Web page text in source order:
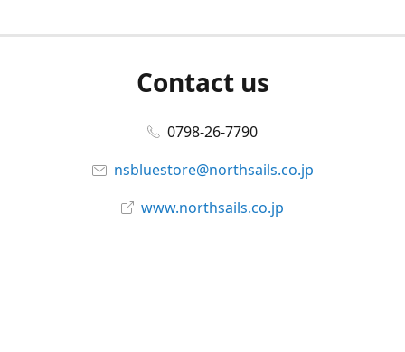
Contact us
0798-26-7790
nsbluestore@northsails.co.jp
www.northsails.co.jp